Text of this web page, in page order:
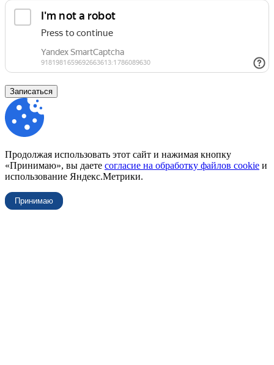
Записаться
Продолжая использовать этот сайт и нажимая кнопку
«Принимаю», вы даете согласие на обработку файлов cookie и
использование Яндекс.Метрики.
Принимаю